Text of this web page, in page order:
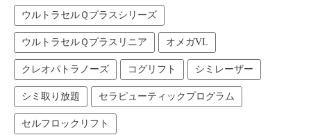
ウルトラセルＱプラスシリーズ
ウルトラセルＱプラスリニア オメガVL
クレオパトラノーズ コグリフト シミレーザー
シミ取り放題 セラピューティックプログラム
セルフロックリフト